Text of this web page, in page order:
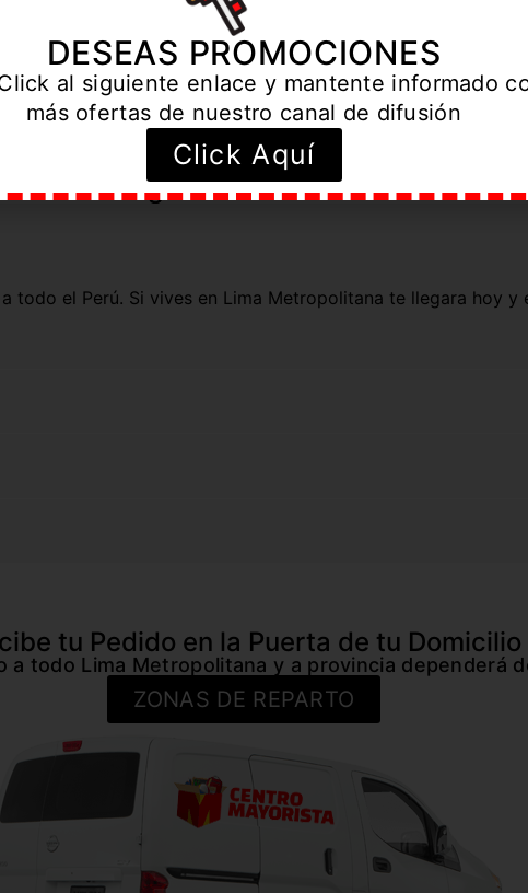
Correa de Goma
Tamaño de 25 centímetros largo
Preguntas Frecuentes
todo el Perú. Si vives en Lima Metropolitana te llegara hoy y
tu Pedido en la Puerta de tu Domicilio
a todo Lima Metropolitana y a provincia dependerá
ZONAS DE REPARTO
DESEAS PROMOCIONES
al siguiente enlace y mantente informado
más ofertas de nuestro canal de difusión
Click Aquí